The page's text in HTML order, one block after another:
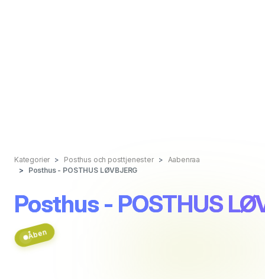
Kategorier Posthus och posttjenester
Aabenraa
Posthus - POSTHUS LØVBJERG
Posthus - POSTHUS
Åben